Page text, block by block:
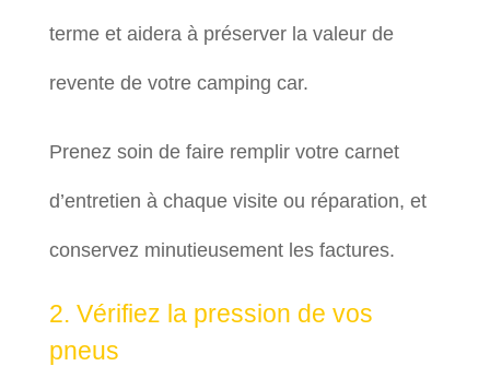
terme et aidera à préserver la valeur de
revente de votre camping car.
Prenez soin de faire remplir votre carnet
d’entretien à chaque visite ou réparation, et
conservez minutieusement les factures.
2. Vérifiez la pression de vos
pneus